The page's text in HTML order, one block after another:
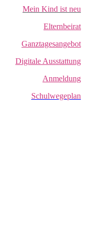
Mein Kind ist neu
Elternbeirat
Ganztagesangebot
Digitale Ausstattung
Anmeldung
Schulwegeplan